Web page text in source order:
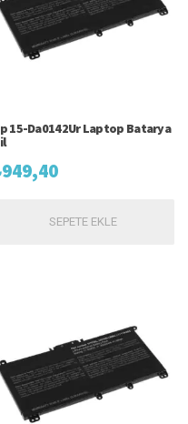
15-Da0142Ur Laptop Batarya
949,40
SEPETE EKLE